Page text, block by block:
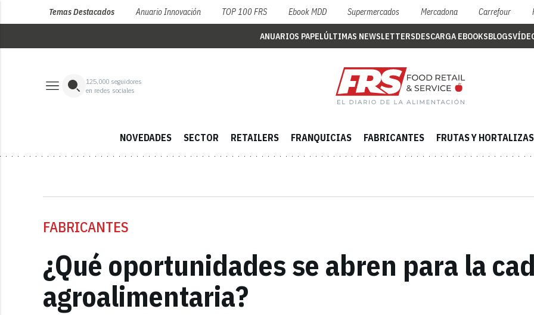
Temas Destacados Anuario Innovación TOP 100 FRS Ebook MDD Supermercados Mercadona Carrefour
ANUARIOS PAPELÚLTIMAS NEWSLETTERSDESCARGA EBOOKSBLOGS
125,000 seguidores
en redes sociales
NOVEDADES SECTOR RETAILERS FRANQUICIAS FABRICANTES FRUTAS Y HORTALIZAS
FABRICANTES
¿Qué oportunidades se abren para la
agroalimentaria?